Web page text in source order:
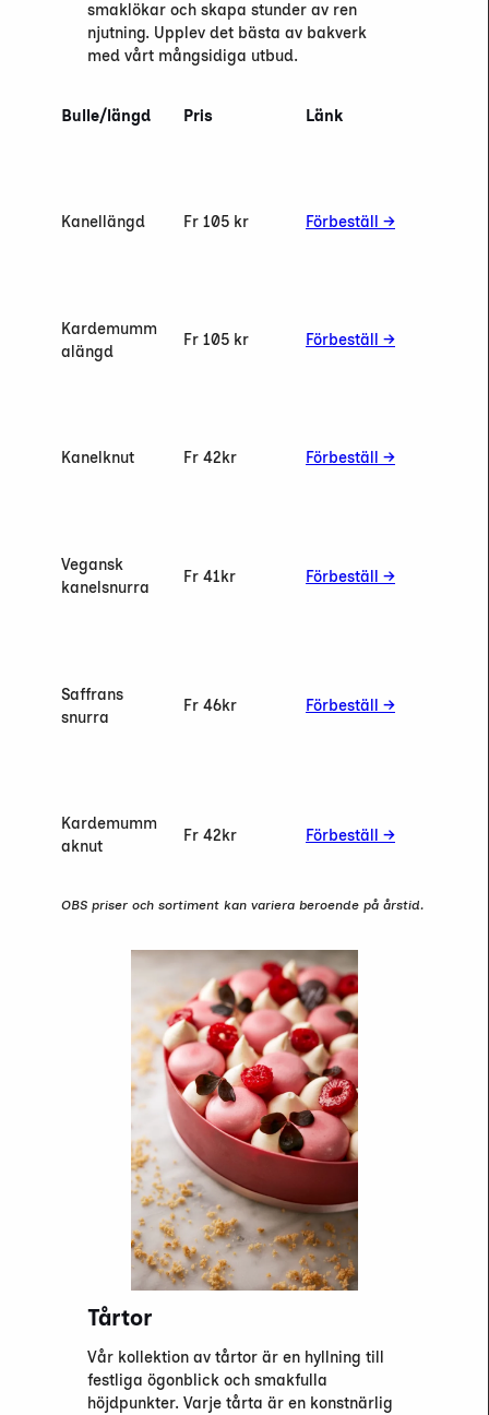
smaklökar och skapa stunder av ren
njutning. Upplev det bästa av bakverk
med vårt mångsidiga utbud.
Bulle/längd Pris Länk
Kanellängd Fr 105 kr Förbeställ →
Kardemumm
alängd
Fr 105 kr Förbeställ →
Kanelknut Fr 42kr Förbeställ →
Vegansk
kanelsnurra
Fr 41kr Förbeställ →
Saffrans
snurra
Fr 46kr Förbeställ →
Kardemumm
aknut
Fr 42kr Förbeställ →
OBS priser och sortiment kan variera beroende på årstid.
Tårtor
Vår kollektion av tårtor är en hyllning till
festliga ögonblick och smakfulla
höjdpunkter. Varje tårta är en konstnärlig